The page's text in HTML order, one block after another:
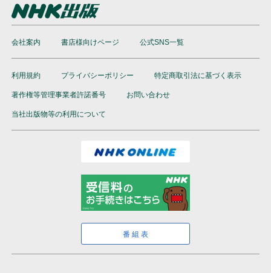
会社案内 書店様向けページ 公式SNS一覧
利用規約 プライバシーポリシー 特定商取引法に基づく表示
著作権等管理事業者許諾番号 お問い合わせ
当社出版物等の利用について
番組表